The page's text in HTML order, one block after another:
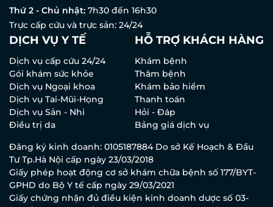
Thứ 2 - Chủ nhật: 7h30 đến 16h30
Trực cấp cứu và trực sản: 24/24
DỊCH VỤ Y TẾ
Dịch vụ cấp cứu 24/24
Gói khám sức khỏe
Dịch vụ Ngoại khoa
Dịch vụ Tai-Mũi-Họng
Dịch vụ Sản - Nhi
Điều trị da
HỖ TRỢ KHÁCH HÀNG
Khám bệnh
Thăm bệnh
Khám bảo hiểm
Thanh toán
Hỏi - Đáp
Bảng giá dịch vụ
Đăng ký kinh doanh: 0105187884 Do sở Kế Hoạch & Đầu
Tư Tp.Hà Nội cấp ngày 23/03/2018
Giấy phép hoạt động cơ sở khám chữa bệnh số 177/BYT-
GPHD do Bộ Y tế cấp ngày 29/03/2021
Giấy chứng nhận đủ điều kiện kinh doanh dược số 03-